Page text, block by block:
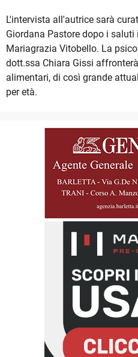
L'intervista all'autrice sarà
Giordana Pastore dopo i
Mariagrazia Vitobello. La
dott.ssa Chiara Gissi
alimentari, di così grande
per età.